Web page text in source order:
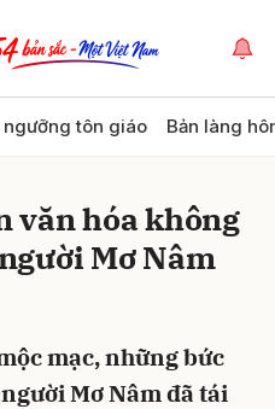
ngưỡng tôn giáo Bản làng
văn hóa không
Mơ Nâm
mạc, những bức
Mơ Nâm đã tái
Hủy Gửi